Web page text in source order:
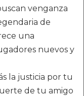
venganza
de
una
nuevos y
la justicia por tu
de tu amigo